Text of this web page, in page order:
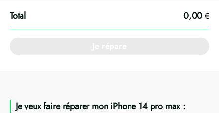
0,00 €
Je veux faire réparer mon iPhone 14 pro max :